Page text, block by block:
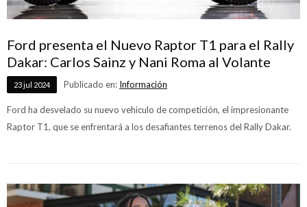
Ford presenta el Nuevo Raptor T1 para el Rally
Dakar: Carlos Sainz y Nani Roma al Volante
23jul 2024 Publicado en: Información
Ford ha desvelado su nuevo vehículo de competición, el impresionante
Raptor T1, que se enfrentará a los desafiantes terrenos del Rally Dakar.